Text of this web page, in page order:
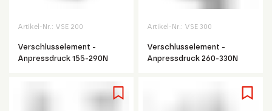
Artikel-Nr.: VSE 200
Verschlusselement -
Anpressdruck 155-290N
Artikel-Nr.: VSE 300
Verschlusselement -
Anpressdruck 260-330N